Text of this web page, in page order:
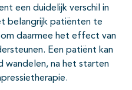
een duidelijk verschil in
belangrijk patiënten te
daarmee het effect van
Een patiënt kan
wandelen, na het starten